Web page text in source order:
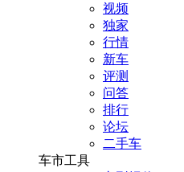
视频
独家
行情
新车
评测
问答
排行
论坛
二手车
车市工具